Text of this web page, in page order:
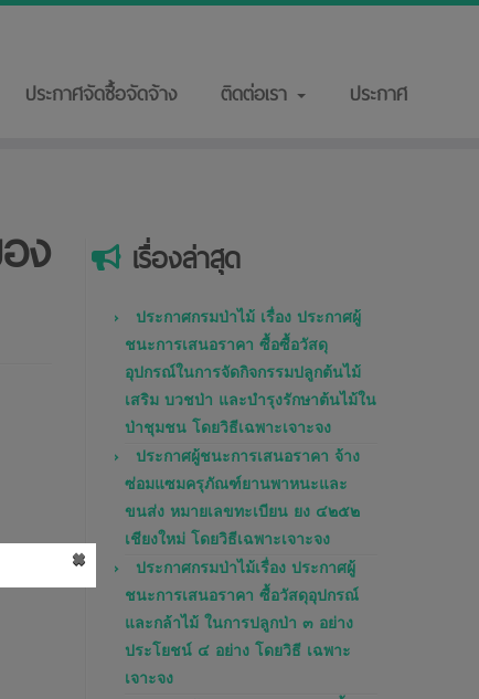
ประกาศจัดซื้อจัดจ้าง ติดต่อเรา ประกาศ
ง เรื่องล่าสุด
ประกาศกรมป่าไม้ เรื่อง ประกาศผู้
ชนะการเสนอราคา ซื้อซื้อวัสดุ
อุปกรณ์ในการจัดกิจกรรมปลูกต้นไม้
เสริม บวชป่า และบำรุงรักษาต้นไม้ใน
ป่าชุมชน โดยวิธีเฉพาะเจาะจง
ประกาศผู้ชนะการเสนอราคา จ้าง
ซ่อมแซมครุภัณฑ์ยานพาหนะและ
ขนส่ง หมายเลขทะเบียน ยง ๔๒๕๒
เชียงใหม่ โดยวิธีเฉพาะเจาะจง
ประกาศกรมป่าไม้เรื่อง ประกาศผู้
ชนะการเสนอราคา ซื้อวัสดุอุปกรณ์
และกล้าไม้ ในการปลูกป่า ๓ อย่าง
ประโยชน์ ๔ อย่าง โดยวิธี เฉพาะ
เจาะจง
×